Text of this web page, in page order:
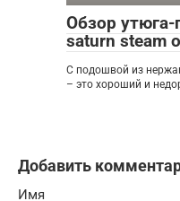
Обзор утюга-
saturn steam
С подошвой из
– это хороший и
Добавить
Имя